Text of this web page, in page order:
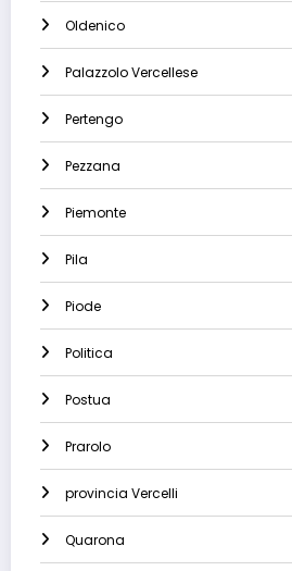
Oldenico
Palazzolo Vercellese
Pertengo
Pezzana
Piemonte
Pila
Piode
Politica
Postua
Prarolo
provincia Vercelli
Quarona